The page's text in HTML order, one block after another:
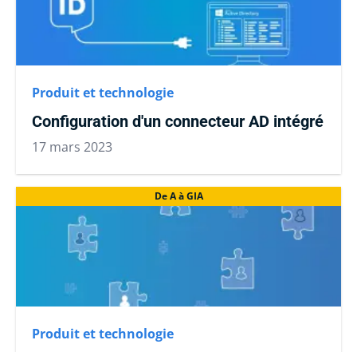
Produit et technologie
Configuration d'un connecteur AD intégré
17 mars 2023
De A à GIA
Produit et technologie